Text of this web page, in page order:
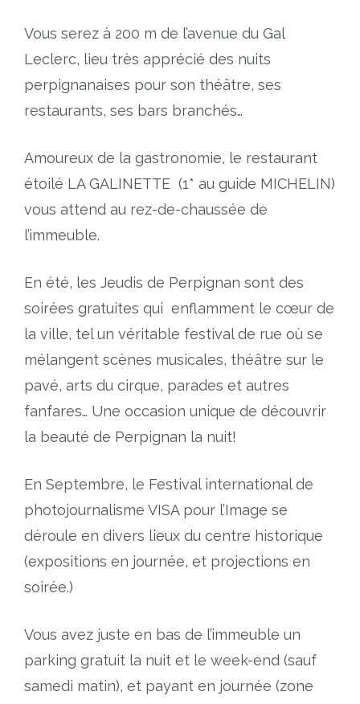
Vous serez à 200 m de l’avenue du Gal
Leclerc, lieu très apprécié des nuits
perpignanaises pour son théâtre, ses
restaurants, ses bars branchés…
Amoureux de la gastronomie, le restaurant
étoilé LA GALINETTE (1* au guide MICHELIN)
vous attend au rez-de-chaussée de
l’immeuble.
En été, les Jeudis de Perpignan sont des
soirées gratuites qui enflamment le cœur de
la ville, tel un véritable festival de rue où se
mélangent scènes musicales, théâtre sur le
pavé, arts du cirque, parades et autres
fanfares… Une occasion unique de découvrir
la beauté de Perpignan la nuit!
En Septembre, le Festival international de
photojournalisme VISA pour l’Image se
déroule en divers lieux du centre historique
(expositions en journée, et projections en
soirée.)
Vous avez juste en bas de l’immeuble un
parking gratuit la nuit et le week-end (sauf
samedi matin), et payant en journée (zone